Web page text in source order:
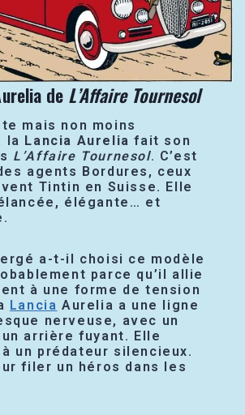
de L’Affaire Tournesol
mais non moins
la Lancia Aurelia fait son
L’Affaire Tournesol. C’est
agents Bordures, ceux
Tintin en Suisse. Elle
élégante… et
a-t-il choisi ce modèle
parce qu’il allie
à une forme de tension
Lancia Aurelia a une ligne
nerveuse, avec un
arrière fuyant. Elle
un prédateur silencieux.
filer un héros dans les